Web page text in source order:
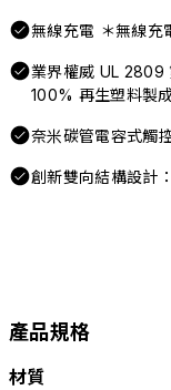
無線充電 ＊無線充
業界權威 UL 2809
100% 再生塑料製
奈米碳管電容式觸
創新雙向結構設計
產品規格
材質